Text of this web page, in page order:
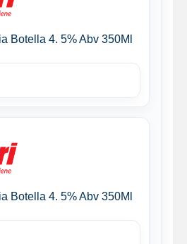
Botella 4. 5% Abv 350Ml
Botella 4. 5% Abv 350Ml